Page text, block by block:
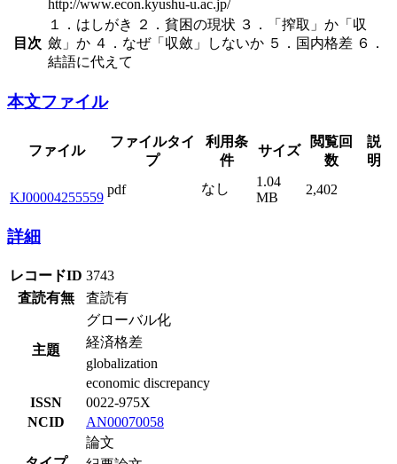
http://www.econ.kyushu-u.ac.jp/
目次
１．はしがき ２．貧困の現状 ３．「搾取」か「収
斂」か ４．なぜ「収斂」しないか ５．国内格差 ６．
結語に代えて
本文ファイル
ファイル
ファイルタイ
プ
利用条
件
サイズ
閲覧回
数
説
明
KJ00004255559
pdf なし
1.04
MB
2,402
詳細
レコードID 3743
査読有無
査読有
主題
グローバル化
経済格差
globalization
economic discrepancy
ISSN
0022-975X
NCID
AN00070058
論文